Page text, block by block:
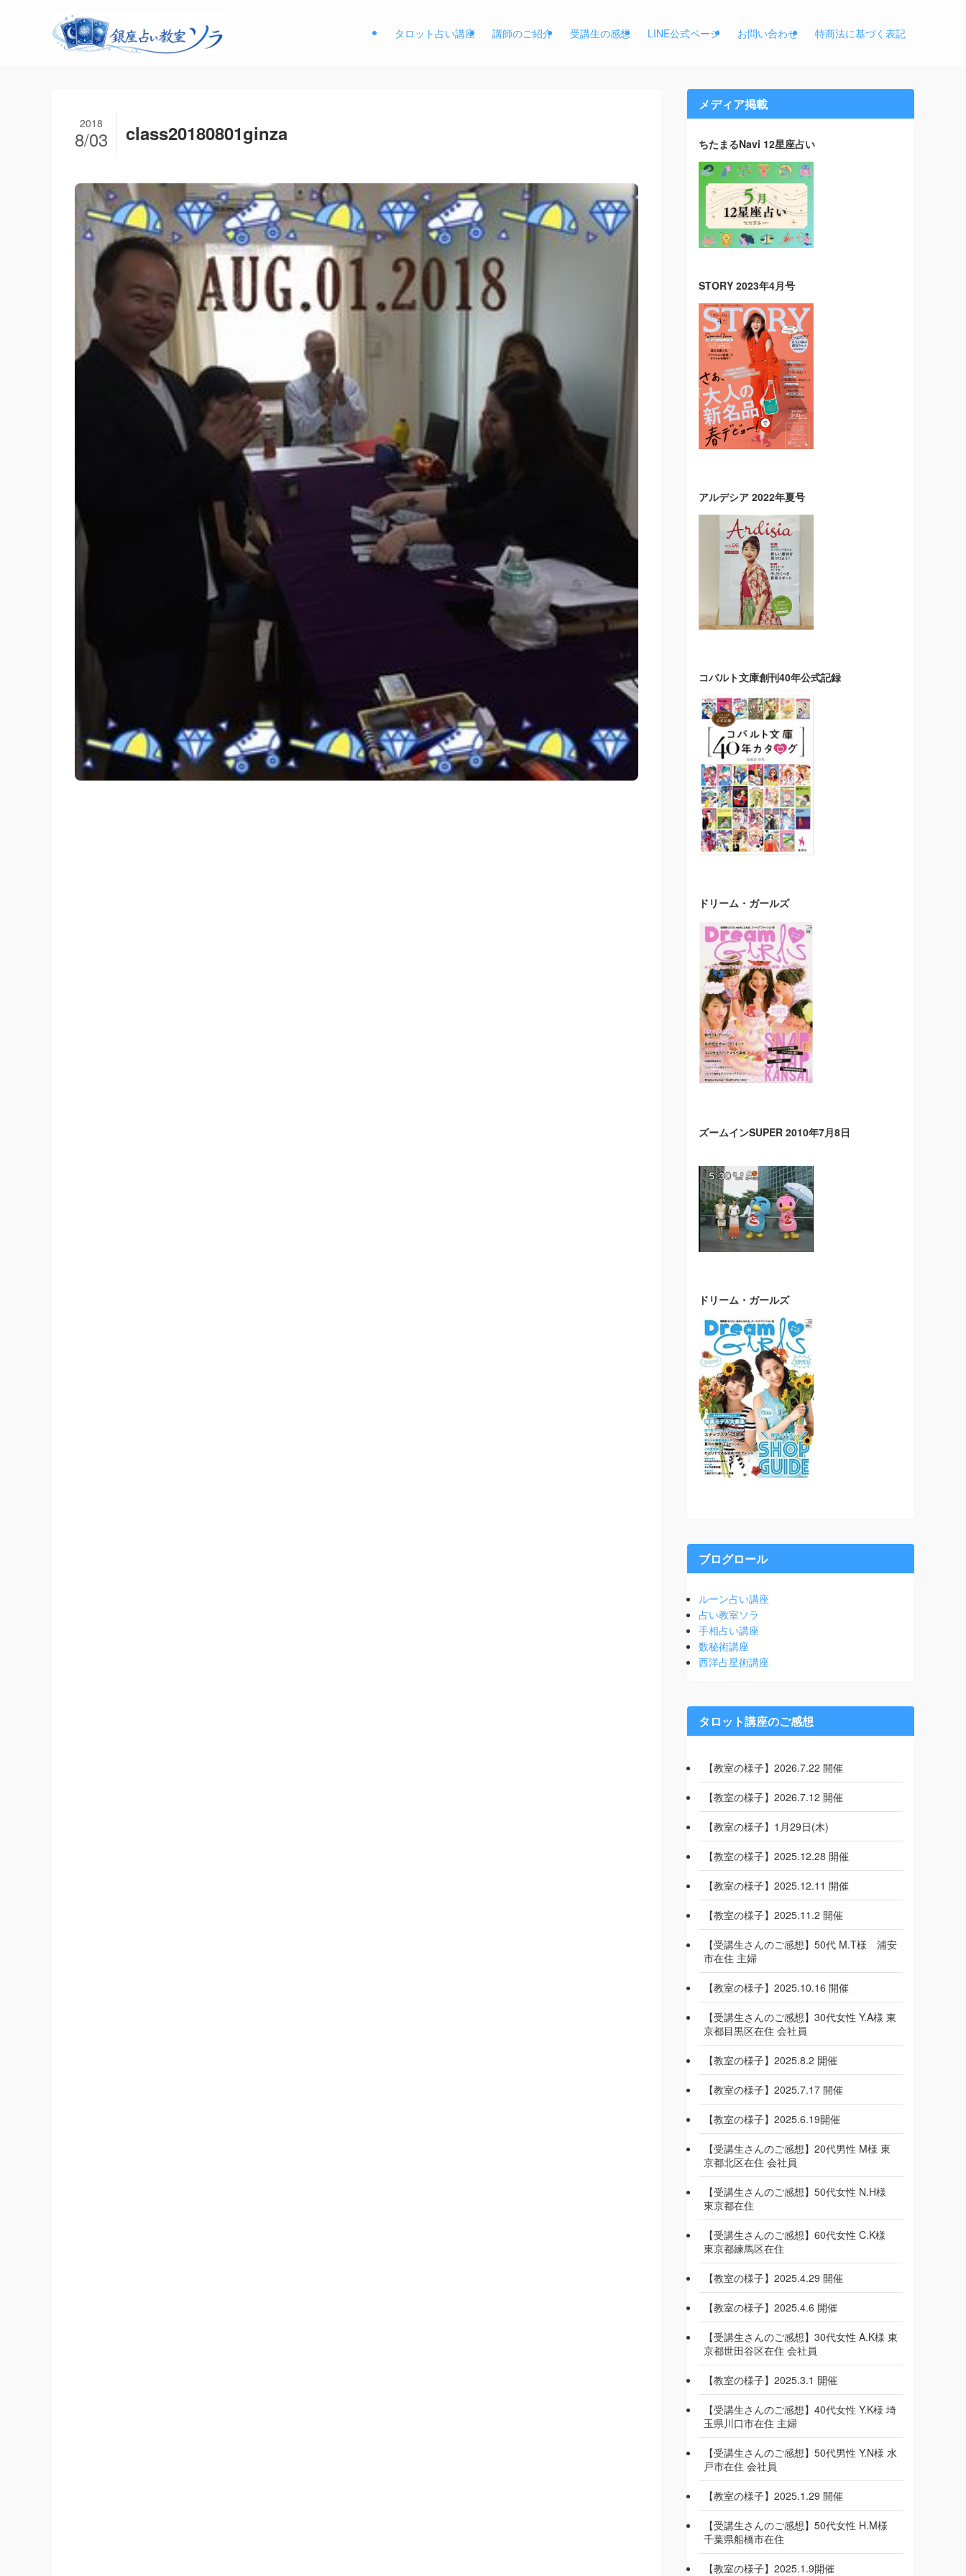
タロット占い講座 講師のご紹介 受講生の感想 LINE公式ページ お問い合わせ 特商法に基づく表記
class20180801ginza
2018
8/03
メディア掲載
ちたまるNavi 12星座占い
STORY 2023年4月号
アルデシア 2022年夏号
コバルト文庫創刊40年公式記録
ドリーム・ガールズ
ズームインSUPER 2010年7月8日
ドリーム・ガールズ
ブログロール
ルーン占い講座
占い教室ソラ
手相占い講座
数秘術講座
西洋占星術講座
タロット講座のご感想
【教室の様子】2026.7.22 開催
【教室の様子】2026.7.12 開催
【教室の様子】1月29日(木)
【教室の様子】2025.12.28 開催
【教室の様子】2025.12.11 開催
【教室の様子】2025.11.2 開催
【受講生さんのご感想】50代 M.T様 浦安
市在住 主婦
【教室の様子】2025.10.16 開催
【受講生さんのご感想】30代女性 Y.A様 東
京都目黒区在住 会社員
【教室の様子】2025.8.2 開催
【教室の様子】2025.7.17 開催
【教室の様子】2025.6.19開催
【受講生さんのご感想】20代男性 M様 東
京都北区在住 会社員
【受講生さんのご感想】50代女性 N.H様
東京都在住
【受講生さんのご感想】60代女性 C.K様
東京都練馬区在住
【教室の様子】2025.4.29 開催
【教室の様子】2025.4.6 開催
【受講生さんのご感想】30代女性 A.K様 東
京都世田谷区在住 会社員
【教室の様子】2025.3.1 開催
【受講生さんのご感想】40代女性 Y.K様 埼
玉県川口市在住 主婦
【受講生さんのご感想】50代男性 Y.N様 水
戸市在住 会社員
【教室の様子】2025.1.29 開催
【受講生さんのご感想】50代女性 H.M様
千葉県船橋市在住
【教室の様子】2025.1.9開催